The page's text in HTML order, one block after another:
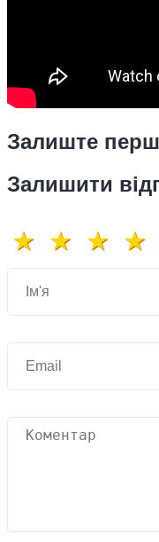
Залиште
Залишити